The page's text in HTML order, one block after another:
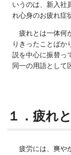
いうのは、新入社
れ心身のお疲れ症
疲れとは一体何
りきったことばか
説を中心に振替っ
同一の用語として
１．疲れ
疲労には、爽や